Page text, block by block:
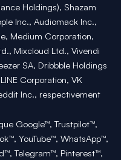
Holdings), Shazam
Inc., Audiomack Inc.,
Medium Corporation,
Mixcloud Ltd., Vivendi
SA, Dribbble Holdings
Corporation, VK
Inc., respectivement
Google™, Trustpilot™,
YouTube™, WhatsApp™,
Telegram™, Pinterest™,